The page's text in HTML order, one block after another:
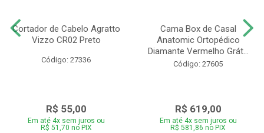
Cortador de Cabelo Agratto
Vizzo CR02 Preto
Código: 27336
R$ 55,00
Em até 4x sem juros ou
R$ 51,70 no PIX
Cama Box de Casal
Anatomic Ortopédico
Diamante Vermelho Grát...
Código: 27605
R$ 619,00
Em até 4x sem juros ou
R$ 581,86 no PIX